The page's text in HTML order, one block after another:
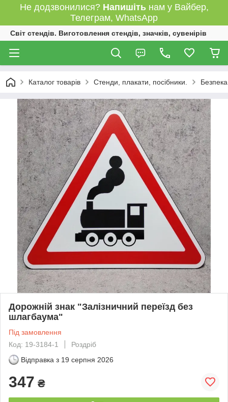
Не додзвонилися? Напишітьнам у Вайбер,
Телеграм, WhatsApp
Світ стендів. Виготовлення стендів, значків, сувенірів
Каталог товарів Стенди, плакати, посібники.
Дорожній знак "Залізничний переїзд без
шлагбаума"
Під замовлення
Код: 19-3184-1
Роздріб
Відправка з 19 серпня 2026
347 ₴